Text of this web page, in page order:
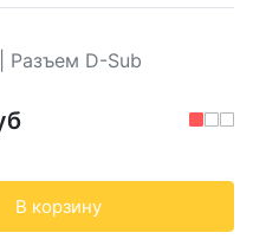
Разъем D-Sub
В корзину